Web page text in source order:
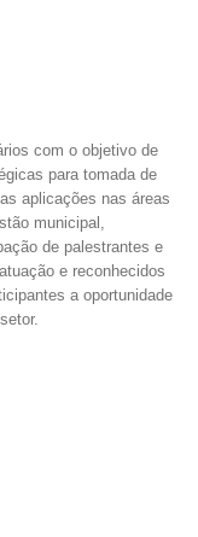
com o objetivo de
para tomada de
aplicações nas áreas
municipal,
de palestrantes e
e reconhecidos
a oportunidade